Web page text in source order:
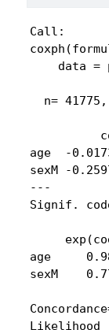
Call:
data =
n=
age  -
sexM -
---
Signif.
age
sexM